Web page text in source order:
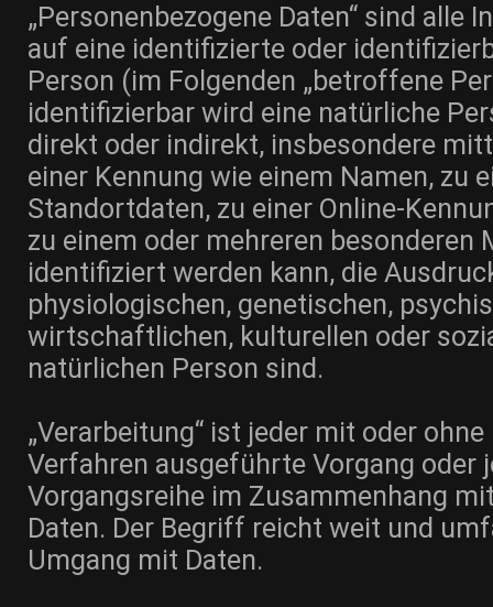
„Personenbezogene Daten“ sind alle
auf eine identifizierte oder
Person (im Folgenden „betroffene
identifizierbar wird eine natürliche
direkt oder indirekt, insbesondere
einer Kennung wie einem Namen, zu
Standortdaten, zu einer Online-
zu einem oder mehreren besonderen
identifiziert werden kann, die
physiologischen, genetischen,
wirtschaftlichen, kulturellen oder
natürlichen Person sind.
„Verarbeitung“ ist jeder mit oder
Verfahren ausgeführte Vorgang oder
Vorgangsreihe im Zusammenhang
Daten. Der Begriff reicht weit und
Umgang mit Daten.